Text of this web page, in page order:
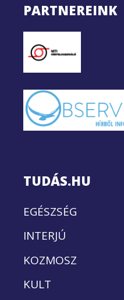
PARTNEREINK
TUDÁS.HU
EGÉSZSÉG
INTERJÚ
KOZMOSZ
KULT